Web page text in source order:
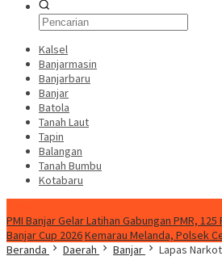
Kalsel
Banjarmasin
Banjarbaru
Banjar
Batola
Tanah Laut
Tapin
Balangan
Tanah Bumbu
Kotabaru
PMI Banjar Gelar Latihan Gabungan PMR,
Banjar Cup 2026Kemarau Melanda, Polsek
Beranda
Daerah Banjar Lapas